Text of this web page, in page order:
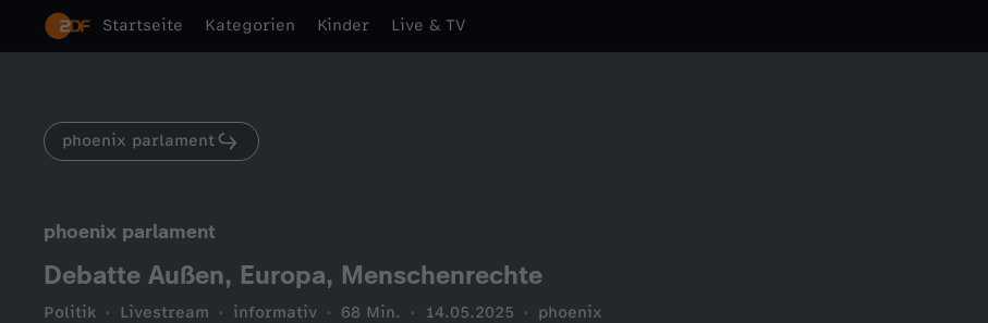
Startseite Kategorien Kinder Live & TV
phoenix parlament
phoenix parlament
Debatte Außen, Europa, Menschenrechte
Politik Livestream informativ 68 Min. 14.05.2025 phoenix